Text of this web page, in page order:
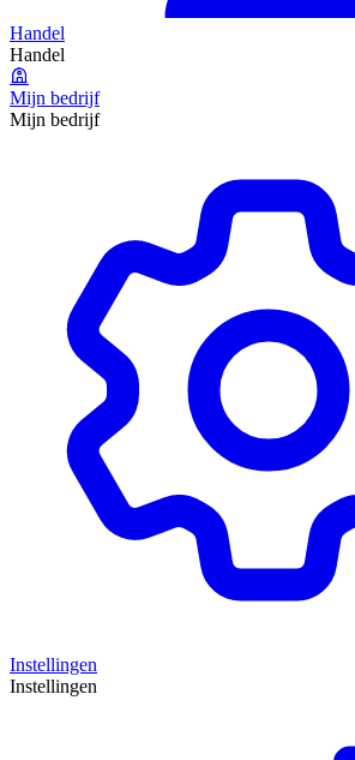
Handel
Handel
Mijn bedrijf
Mijn bedrijf
Instellingen
Instellingen